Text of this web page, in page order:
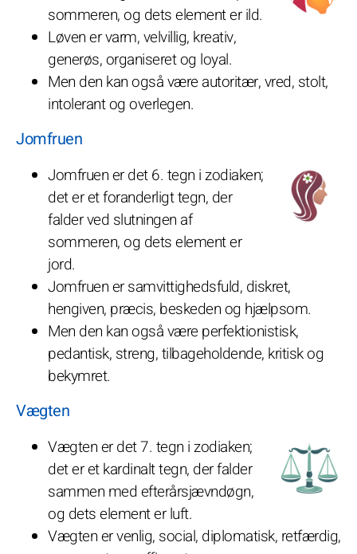
sommeren, og dets element er ild.
Løven er varm, velvillig, kreativ,
generøs, organiseret og loyal.
Men den kan også være autoritær, vred, stolt,
intolerant og overlegen.
Jomfruen
Jomfruen er det 6. tegn i zodiaken;
det er et foranderligt tegn, der
falder ved slutningen af
sommeren, og dets element er
jord.
Jomfruen er samvittighedsfuld, diskret,
hengiven, præcis, beskeden og hjælpsom.
Men den kan også være perfektionistisk,
pedantisk, streng, tilbageholdende, kritisk og
bekymret.
Vægten
Vægten er det 7. tegn i zodiaken;
det er et kardinalt tegn, der falder
sammen med efterårsjævndøgn,
og dets element er luft.
Vægten er venlig, social, diplomatisk, retfærdig,